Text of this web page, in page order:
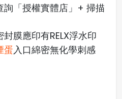
詢「授權實體店」+ 掃描
封膜應印有RELX浮水印
蛋入口綿密無化學刺感